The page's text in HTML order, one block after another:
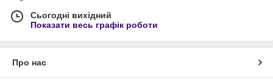
Сьогодні вихідний
Показати весь графік роботи
Про нас